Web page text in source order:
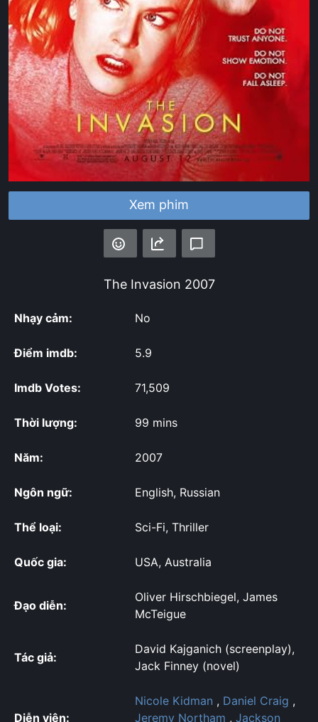
Xem phim
The Invasion 2007
Nhạy cảm: No
Điểm imdb: 5.9
Imdb Votes: 71,509
Thời lượng: 99 mins
Năm: 2007
Ngôn ngữ: English, Russian
Thể loại: Sci-Fi, Thriller
Quốc gia: USA, Australia
Đạo diễn:
Oliver Hirschbiegel, James
McTeigue
Tác giả:
David Kajganich (screenplay),
Jack Finney (novel)
Diễn viên:
Nicole Kidman , Daniel Craig ,
Jeremy Northam , Jackson